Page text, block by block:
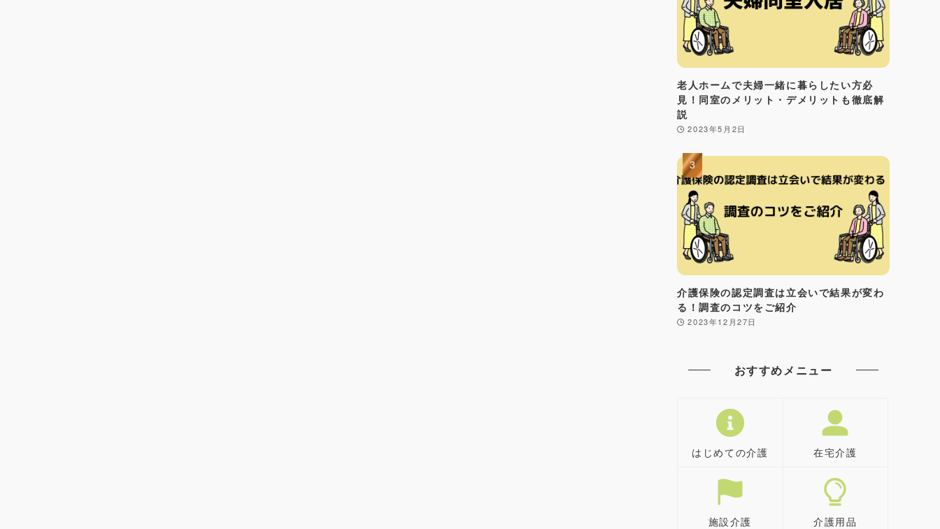
老人ホームで夫婦一緒に暮らしたい方必
見！同室のメリット・デメリットも徹底解
説
2023年5月2日
介護保険の認定調査は立会いで結果が変わ
る！調査のコツをご紹介
2023年12月27日
おすすめメニュー
はじめての介護 在宅介護
施設介護 介護用品